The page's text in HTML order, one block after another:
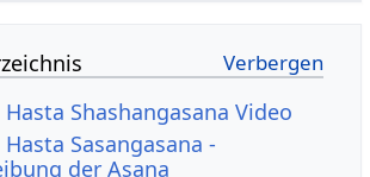
Shashangasana Video
Sasangasana -
der Asana